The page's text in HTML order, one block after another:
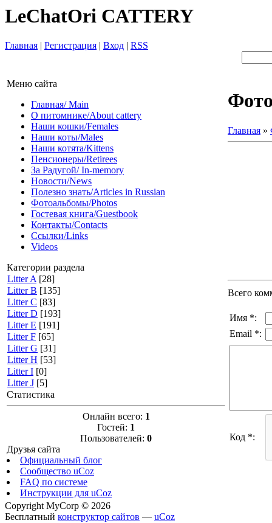
LeChatOri CATTERY
Главная | Регистрация | Вход | RSS
Меню сайта
Главная/ Main
О питомнике/About cattery
Наши кошки/Females
Наши коты/Males
Наши котята/Kittens
Пенсионеры/Retirees
За Радугой/ In-memory
Новости/News
Полезно знать/Articles in Russian
Фотоальбомы/Photos
Гостевая книга/Guestbook
Контакты/Contacts
Ссылки/Links
Videos
Категории раздела
Litter A [28]
Litter B [135]
Litter C [83]
Litter D [193]
Litter E [191]
Litter F [65]
Litter G [31]
Litter H [53]
Litter I [0]
Litter J [5]
Статистика
Онлайн всего: 1
Гостей: 1
Пользователей: 0
Друзья сайта
Официальный блог
Сообщество uCoz
FAQ по системе
Инструкции для uCoz
Главная »
Всего
Имя *:
Email *:
Код *:
Copyright MyCorp © 2026
Бесплатный конструктор сайтов — uCoz